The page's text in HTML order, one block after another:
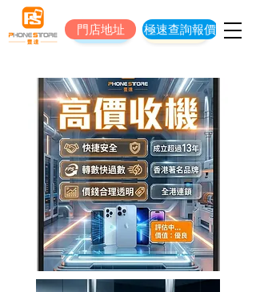
立即預約維修
門店地址
門店地址 極速查詢報價